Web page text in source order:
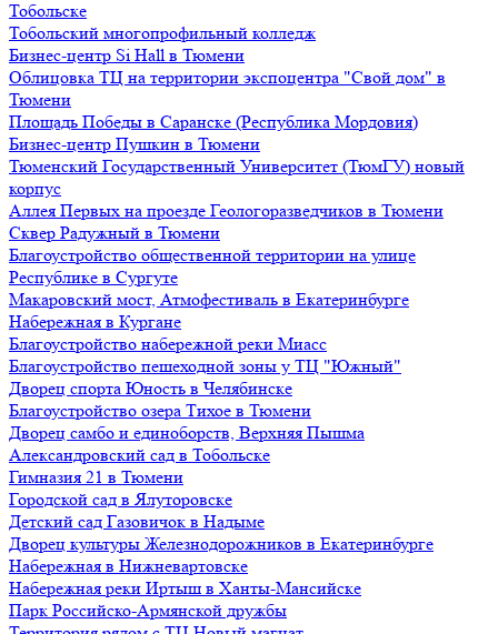
Тобольске
Тобольский многопрофильный колледж
Бизнес-центр Si Hall в Тюмени
Облицовка ТЦ на территории экспоцентра "Свой дом" в
Тюмени
Площадь Победы в Саранске (Республика Мордовия)
Бизнес-центр Пушкин в Тюмени
Тюменский Государственный Университет (ТюмГУ) новый
корпус
Аллея Первых на проезде Геологоразведчиков в Тюмени
Сквер Радужный в Тюмени
Благоустройство общественной территории на улице
Республике в Сургуте
Макаровский мост, Атмофестиваль в Екатеринбурге
Набережная в Кургане
Благоустройство набережной реки Миасс
Благоустройство пешеходной зоны у ТЦ "Южный"
Дворец спорта Юность в Челябинске
Благоустройство озера Тихое в Тюмени
Дворец самбо и единоборств, Верхняя Пышма
Александровский сад в Тобольске
Гимназия 21 в Тюмени
Городской сад в Ялуторовске
Детский сад Газовичок в Надыме
Дворец культуры Железнодорожников в Екатеринбурге
Набережная в Нижневартовске
Набережная реки Иртыш в Ханты-Мансийске
Парк Российско-Армянской дружбы